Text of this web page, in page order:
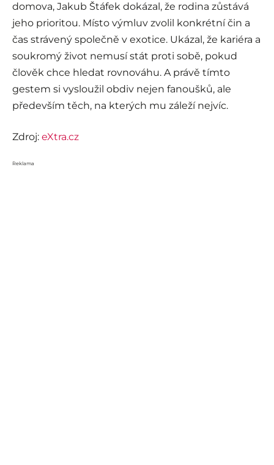
domova, Jakub Štáfek dokázal, že rodina zůstává
jeho prioritou. Místo výmluv zvolil konkrétní čin a
čas strávený společně v exotice. Ukázal, že kariéra a
soukromý život nemusí stát proti sobě, pokud
člověk chce hledat rovnováhu. A právě tímto
gestem si vysloužil obdiv nejen fanoušků, ale
především těch, na kterých mu záleží nejvíc.
Zdroj: eXtra.cz
Reklama